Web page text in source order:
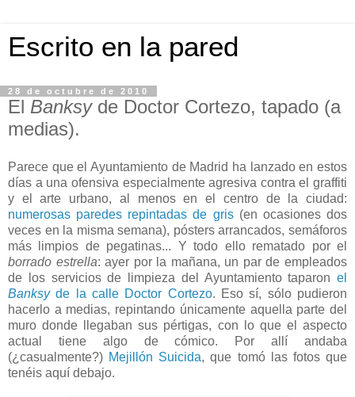
Escrito en la pared
28 de octubre de 2010
El Banksyde Doctor Cortezo, tapado (a
medias).
Parece que el Ayuntamiento de Madrid ha lanzado en estos
días a una ofensiva especialmente agresiva contra el graffiti
y el arte urbano, al menos en el centro de la ciudad:
numerosas paredes repintadas de gris(en ocasiones dos
veces en la misma semana), pósters arrancados, semáforos
más limpios de pegatinas... Y todo ello rematado por el
borrado estrella: ayer por la mañana, un par de empleados
de los servicios de limpieza del Ayuntamiento taparon el
Banksyde la calle Doctor Cortezo. Eso sí, sólo pudieron
hacerlo a medias, repintando únicamente aquella parte del
muro donde llegaban sus pértigas, con lo que el aspecto
actual tiene algo de cómico. Por allí andaba
(¿casualmente?) Mejillón Suicida, que tomó las fotos que
tenéis aquí debajo.